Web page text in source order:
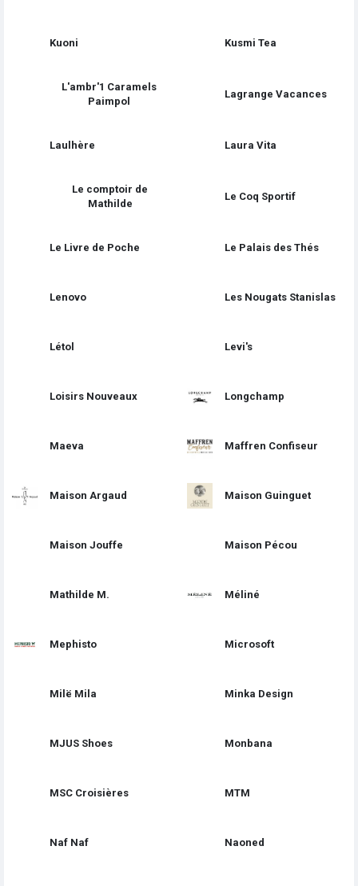
Kuoni Kusmi Tea
L'ambr'1 Caramels
Paimpol
Lagrange Vacances
Laulhère Laura Vita
Le comptoir de
Mathilde
Le Coq Sportif
Le Livre de Poche Le Palais des Thés
Lenovo Les Nougats Stanislas
Létol Levi's
Loisirs Nouveaux Longchamp
Maeva Maffren Confiseur
Maison Argaud Maison Guinguet
Maison Jouffe Maison Pécou
Mathilde M. Méliné
Mephisto Microsoft
Milë Mila Minka Design
MJUS Shoes Monbana
MSC Croisières MTM
Naf Naf Naoned